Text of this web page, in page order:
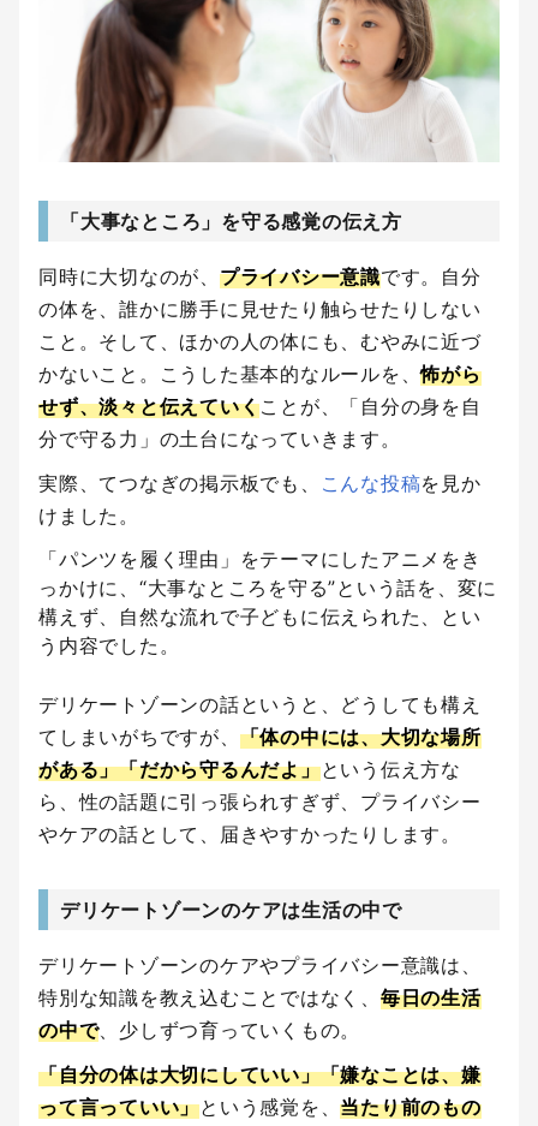
「大事なところ」を守る感覚の伝え方
同時に大切なのが、 プライバシー意識です。自分
の体を、誰かに勝手に見せたり触らせたりしない
こと。そして、ほかの人の体にも、むやみに近づ
かないこと。こうした基本的なルールを、怖がら
せず、淡々と伝えていくことが、「自分の身を自
分で守る力」の土台になっていきます。
実際、てつなぎの掲示板でも、
こんな投稿を見か
けました。
「パンツを履く理由」をテーマにしたアニメをき
っかけに、“大事なところを守る”という話を、変に
構えず、自然な流れで子どもに伝えられた、とい
う内容でした。
デリケートゾーンの話というと、どうしても構え
てしまいがちですが、 「体の中には、大切な場所
がある」「だから守るんだよ」という伝え方な
ら、性の話題に引っ張られすぎず、プライバシー
やケアの話として、届きやすかったりします。
デリケートゾーンのケアは生活の中で
デリケートゾーンのケアやプライバシー意識は、
特別な知識を教え込むことではなく、 毎日の生活
の中で、少しずつ育っていくもの。
「自分の体は大切にしていい」「嫌なことは、嫌
って言っていい」という感覚を、当たり前のもの